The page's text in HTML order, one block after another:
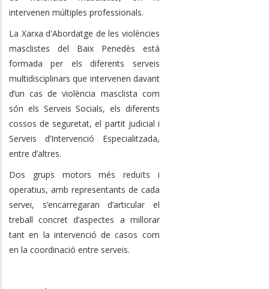
intervenen múltiples professionals.
La Xarxa d'Abordatge de les violències
masclistes del Baix Penedès està
formada per els diferents serveis
multidisciplinars que intervenen davant
d’un cas de violència masclista com
són els Serveis Socials, els diferents
cossos de seguretat, el partit judicial i
Serveis d’Intervenció Especialitzada,
entre d’altres.
Dos grups motors més reduïts i
operatius, amb representants de cada
servei, s’encarregaran d’articular el
treball concret d’aspectes a millorar
tant en la intervenció de casos com
en la coordinació entre serveis.